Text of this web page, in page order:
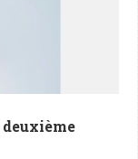
deuxième